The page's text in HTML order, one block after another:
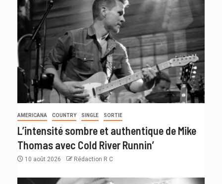
AMERICANA COUNTRY SINGLE SORTIE
L’intensité sombre et authentique de Mike
Thomas avec Cold River Runnin’
10 août 2026 Rédaction R C